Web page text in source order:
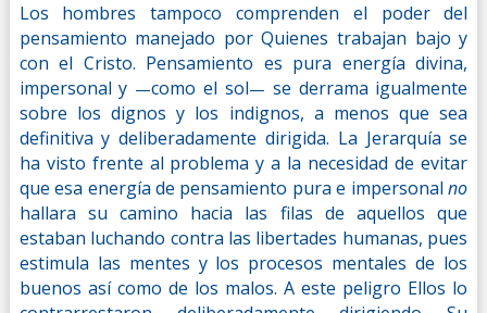
Los hombres tampoco comprenden el poder del
pensamiento manejado por Quienes trabajan bajo y
con el Cristo. Pensamiento es pura energía divina,
impersonal y —como el sol— se derrama igualmente
sobre los dignos y los indignos, a menos que sea
definitiva y deliberadamente dirigida. La Jerarquía se
ha visto frente al problema y a la necesidad de evitar
que esa energía de pensamiento pura e impersonalno
hallara su camino hacia las filas de aquellos que
estaban luchando contra las libertades humanas, pues
estimula las mentes y los procesos mentales de los
buenos así como de los malos. A este peligro Ellos lo